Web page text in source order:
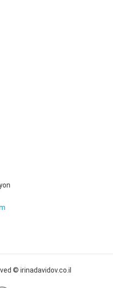
© irinadavidov.co.il